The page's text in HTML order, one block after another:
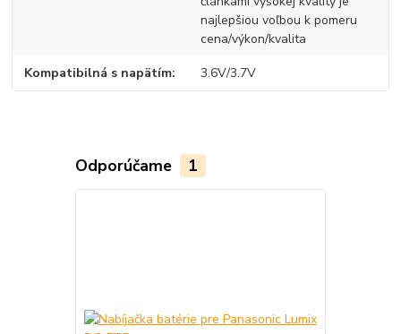
najlepšiou voľbou k pomeru
cena/výkon/kvalita
Kompatibilná s napätím 3.6V/3.7V
Odporúčame 1